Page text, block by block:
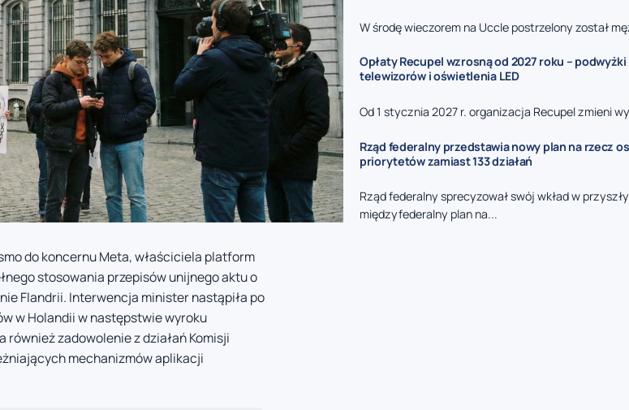
do koncernu Meta, właściciela platform
stosowania przepisów unijnego aktu o
Flandrii. Interwencja minister nastąpiła po
w Holandii w następstwie wyroku
również zadowolenie z działań Komisji
mechanizmów aplikacji
W środę wieczorem na Uccle postrzelony został
Opłaty Recupel wzrosną od 2027 roku –
telewizorów i oświetlenia LED
Od 1 stycznia 2027 r. organizacja Recupel zmieni
Rząd federalny przedstawia nowy plan na rzecz
priorytetów zamiast 133 działań
Rząd federalny sprecyzował swój wkład w przyszły
międzyfederalny plan na...